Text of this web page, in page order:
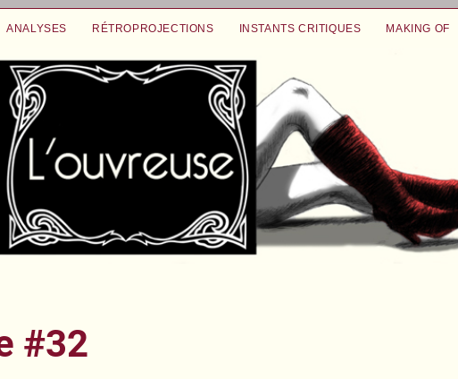
ANALYSES RÉTROPROJECTIONS INSTANTS CRITIQUES MAKING OF
#32